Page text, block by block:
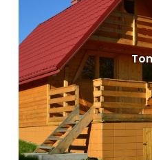
VÍCE